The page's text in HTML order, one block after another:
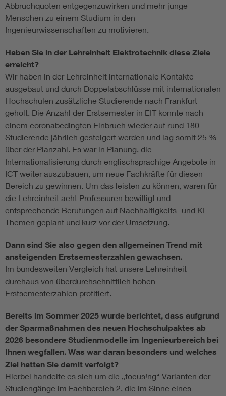
Abbruchquoten entgegenzuwirken und mehr junge
Menschen zu einem Studium in den
Ingenieurwissenschaften zu motivieren.
Haben Sie in der Lehreinheit Elektrotechnik diese Ziele
erreicht?
Wir haben in der Lehreinheit internationale Kontakte
ausgebaut und durch Doppelabschlüsse mit internationalen
Hochschulen zusätzliche Studierende nach Frankfurt
geholt. Die Anzahl der Erstsemester in EIT konnte nach
einem coronabedingten Einbruch wieder auf rund 180
Studierende jährlich gesteigert werden und lag somit 25 %
über der Planzahl. Es war in Planung, die
Internationalisierung durch englischsprachige Angebote in
ICT weiter auszubauen, um neue Fachkräfte für diesen
Bereich zu gewinnen. Um das leisten zu können, waren für
die Lehreinheit acht Professuren bewilligt und
entsprechende Berufungen auf Nachhaltigkeits- und KI-
Themen geplant und kurz vor der Umsetzung.
Dann sind Sie also gegen den allgemeinen Trend mit
ansteigenden Erstsemesterzahlen gewachsen.
Im bundesweiten Vergleich hat unsere Lehreinheit
durchaus von überdurchschnittlich hohen
Erstsemesterzahlen profitiert.
Bereits im Sommer 2025 wurde berichtet, dass aufgrund
der Sparmaßnahmen des neuen Hochschulpaktes ab
2026 besondere Studienmodelle im Ingenieurbereich bei
Ihnen wegfallen. Was war daran besonders und welches
Ziel hatten Sie damit verfolgt?
Hierbei handelte es sich um die „focus!ng“ Varianten der
Studiengänge im Fachbereich 2, die im Sinne eines